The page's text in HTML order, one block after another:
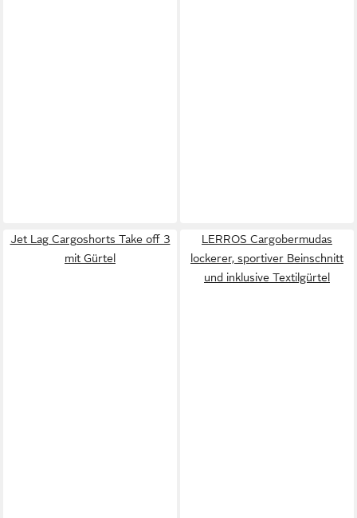
Jet Lag Cargoshorts Take off 3
mit Gürtel
LERROS Cargobermudas
lockerer, sportiver Beinschnitt
und inklusive Textilgürtel